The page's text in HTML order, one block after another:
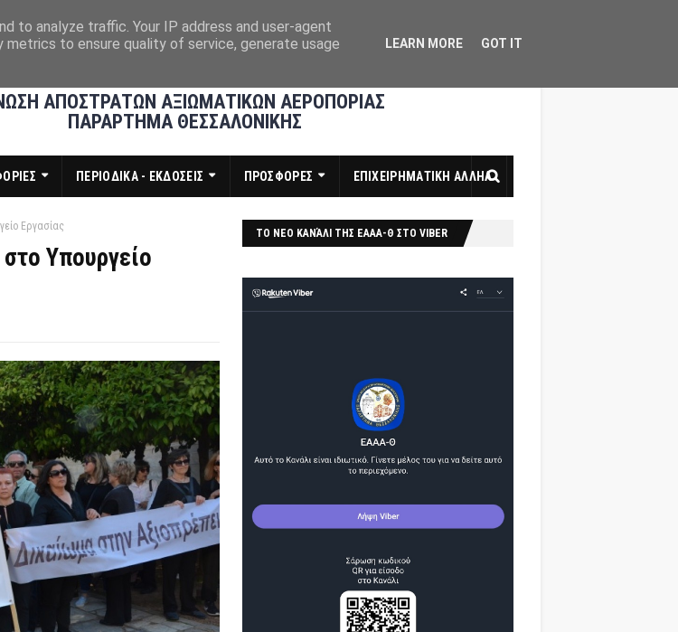
ΑΠΟΣΤΡΑΤΩΝ ΑΞΙΩΜΑΤΙΚΩΝ ΑΕΡΟΠΟΡΙΑΣ
ΠΑΡΑΡΤΗΜΑ ΘΕΣΣΑΛΟΝΙΚΗΣ
ΠΕΡΙΟΔΙΚΑ - ΕΚΔΟΣΕΙΣ ΠΡΟΣΦΟΡΕΣ ΕΠΙΧΕΙΡΗΜΑΤΙΚΗ ΑΛΛΗΛ
Εργασίας
Υπουργείο
ΤΟ ΝΕΟ ΚΑΝΆΛΙ ΤΗΣ ΕΑΑΑ-Θ ΣΤΟ VIBER
to analyze traffic. Your IP address and user-agent
to ensure quality of service, generate usage
LEARN MORE GOT IT